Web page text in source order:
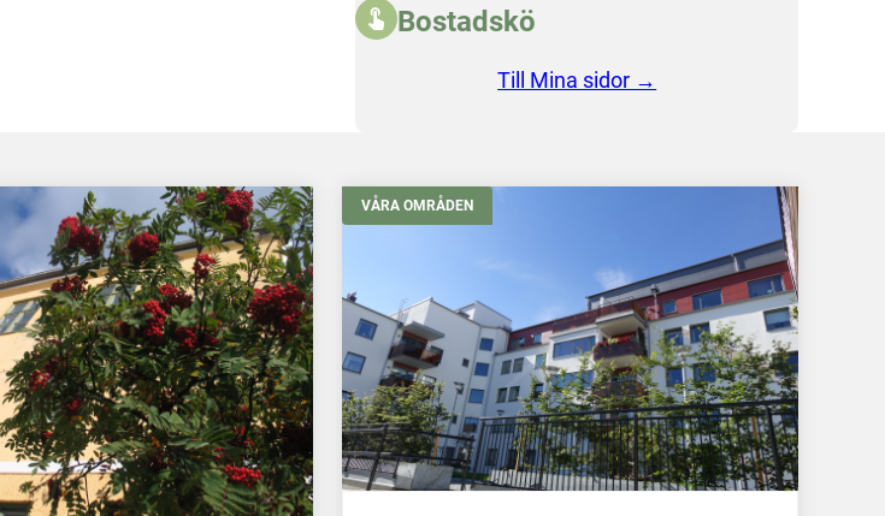
Bostadskö
Till Mina sidor →
VÅRA OMRÅDEN